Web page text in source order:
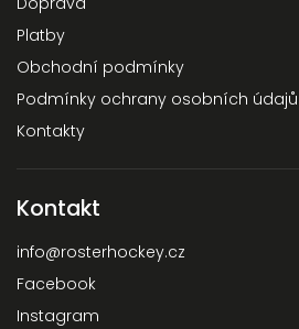
Platby
Obchodní podmínky
Podmínky ochrany osobních údajů
Kontakty
Kontakt
info@rosterhockey.cz
Facebook
Instagram